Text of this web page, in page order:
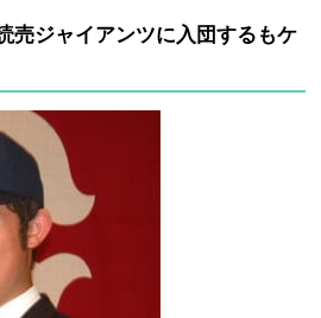
ジャイアンツに入団するもケ